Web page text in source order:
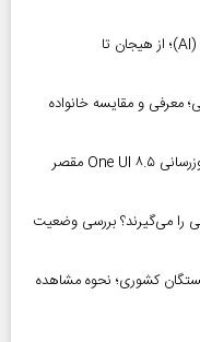
رشد خیره‌کننده بازار توکن‌های هوش مصنوعی (AI)؛ از هیجان تا
و مقایسه خانواده
بحران باتری در گوشی‌های سامسونگ؛ آیا به‌روزرسانی One UI ۸.۵ مقصر
را می‌گیرند؟ بررسی وضعیت
بازنشستگان کشوری؛ نحوه مشاهده